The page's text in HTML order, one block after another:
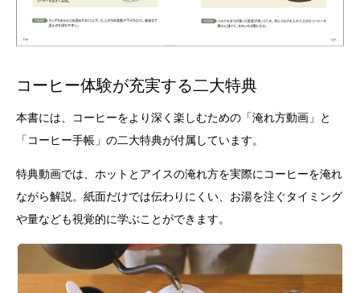
コーヒー体験が充実する二大特典
本書には、コーヒーをより深く楽しむための「淹れ方動画」と
「コーヒー手帳」の二大特典が付属しています。
特典動画では、ホットとアイスの淹れ方を実際にコーヒーを淹れ
ながら解説。紙面だけでは伝わりにくい、お湯を注ぐタイミング
や量なども視覚的に学ぶことができます。